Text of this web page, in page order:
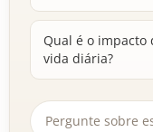
Qual é o impacto
vida diária?